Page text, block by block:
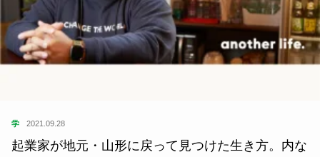
学 2021.09.28
起業家が地元・山形に戻って見つけた生き方。内な